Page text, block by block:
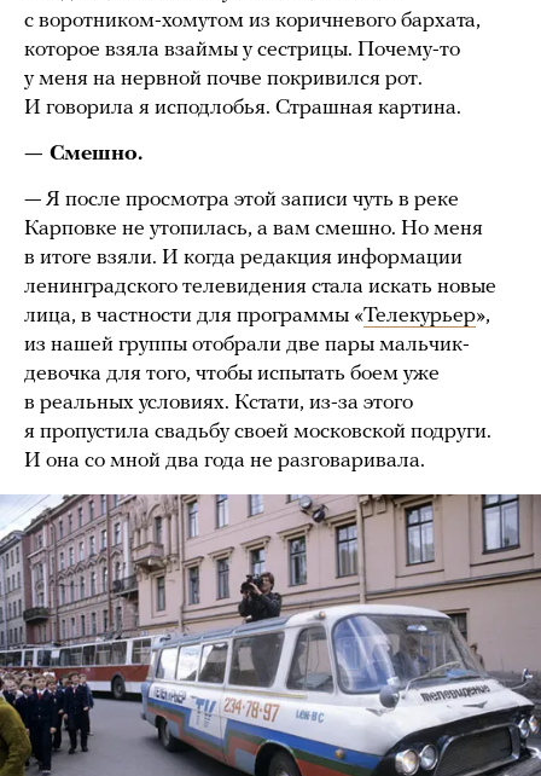
с воротником-хомутом из коричневого бархата,
которое взяла взаймы у сестрицы. Почему-то
у меня на нервной почве покривился рот.
И говорила я исподлобья. Страшная картина.
— Смешно.
— Я после просмотра этой записи чуть в реке
Карповке не утопилась, а вам смешно. Но меня
в итоге взяли. И когда редакция информации
ленинградского телевидения стала искать новые
лица, в частности для программы «Телекурьер»,
из нашей группы отобрали две пары мальчик-
девочка для того, чтобы испытать боем уже
в реальных условиях. Кстати, из-за этого
я пропустила свадьбу своей московской подруги.
И она со мной два года не разговаривала.